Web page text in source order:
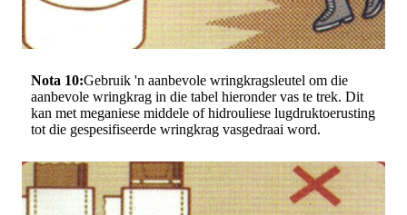
Nota 10:Gebruik 'n aanbevole wringkragsleutel om die
aanbevole wringkrag in die tabel hieronder vas te trek. Dit
kan met meganiese middele of hidrouliese lugdruktoerusting
tot die gespesifiseerde wringkrag vasgedraai word.